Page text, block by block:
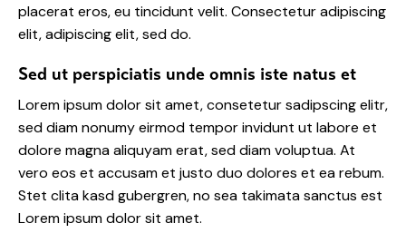
placerat eros, eu tincidunt velit. Consectetur adipiscing
elit, adipiscing elit, sed do.
Sed ut perspiciatis unde omnis iste natus et
Lorem ipsum dolor sit amet, consetetur sadipscing elitr,
sed diam nonumy eirmod tempor invidunt ut labore et
dolore magna aliquyam erat, sed diam voluptua. At
vero eos et accusam et justo duo dolores et ea rebum.
Stet clita kasd gubergren, no sea takimata sanctus est
Lorem ipsum dolor sit amet.